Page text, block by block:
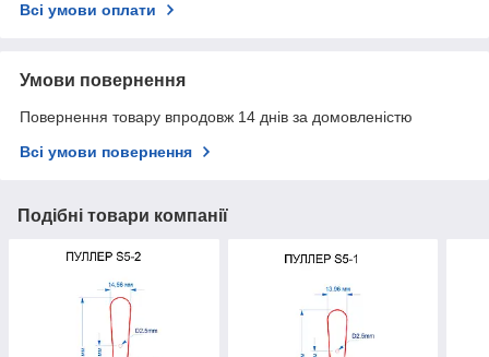
Всі умови оплати
Умови повернення
Повернення товару впродовж 14 днів за домовленістю
Всі умови повернення
Подібні товари компанії